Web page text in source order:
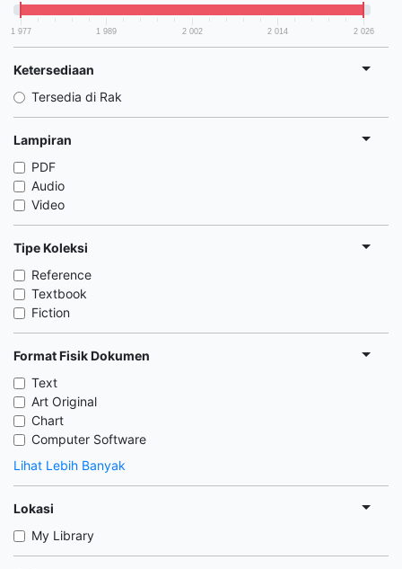
1 977 1 989 2 002 2 014 2 026
Ketersediaan
Tersedia di Rak
Lampiran
PDF
Audio
Video
Tipe Koleksi
Reference
Textbook
Fiction
Format Fisik Dokumen
Text
Art Original
Chart
Computer Software
Lihat Lebih Banyak
Lokasi
My Library